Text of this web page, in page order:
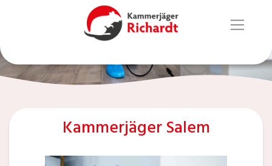
Kammerjäger Salem